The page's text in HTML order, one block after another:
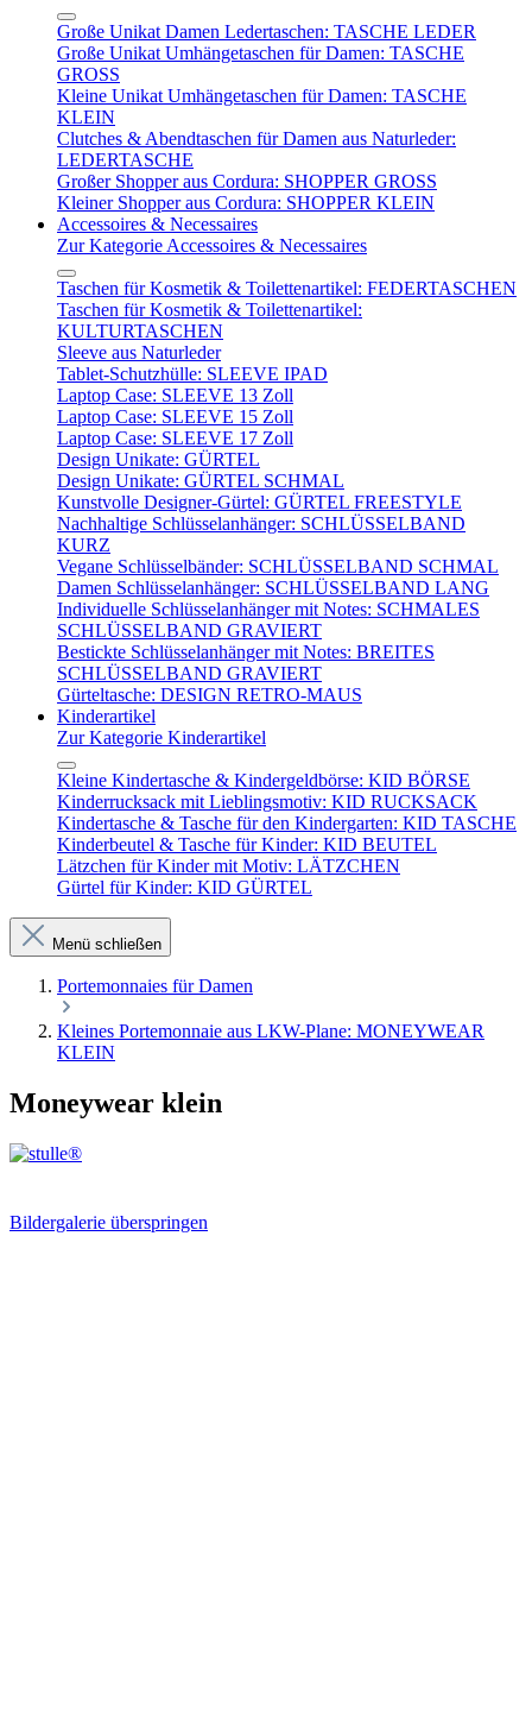
Große Unikat Damen Ledertaschen: TASCHE LEDER
Große Unikat Umhängetaschen für Damen: TASCHE
GROSS
Kleine Unikat Umhängetaschen für Damen: TASCHE
KLEIN
Clutches & Abendtaschen für Damen aus Naturleder:
LEDERTASCHE
Großer Shopper aus Cordura: SHOPPER GROSS
Kleiner Shopper aus Cordura: SHOPPER KLEIN
Accessoires & Necessaires
Zur Kategorie Accessoires & Necessaires
Taschen für Kosmetik & Toilettenartikel: FEDERTASCHEN
Taschen für Kosmetik & Toilettenartikel:
KULTURTASCHEN
Sleeve aus Naturleder
Tablet-Schutzhülle: SLEEVE IPAD
Laptop Case: SLEEVE 13 Zoll
Laptop Case: SLEEVE 15 Zoll
Laptop Case: SLEEVE 17 Zoll
Design Unikate: GÜRTEL
Design Unikate: GÜRTEL SCHMAL
Kunstvolle Designer-Gürtel: GÜRTEL FREESTYLE
Nachhaltige Schlüsselanhänger: SCHLÜSSELBAND
KURZ
Vegane Schlüsselbänder: SCHLÜSSELBAND SCHMAL
Damen Schlüsselanhänger: SCHLÜSSELBAND LANG
Individuelle Schlüsselanhänger mit Notes: SCHMALES
SCHLÜSSELBAND GRAVIERT
Bestickte Schlüsselanhänger mit Notes: BREITES
SCHLÜSSELBAND GRAVIERT
Gürteltasche: DESIGN RETRO-MAUS
Kinderartikel
Zur Kategorie Kinderartikel
Kleine Kindertasche & Kindergeldbörse: KID BÖRSE
Kinderrucksack mit Lieblingsmotiv: KID RUCKSACK
Kindertasche & Tasche für den Kindergarten: KID TASCHE
Kinderbeutel & Tasche für Kinder: KID BEUTEL
Lätzchen für Kinder mit Motiv: LÄTZCHEN
Gürtel für Kinder: KID GÜRTEL
Menü schließen
Portemonnaies für Damen
Kleines Portemonnaie aus LKW-Plane: MONEYWEAR
KLEIN
Moneywear klein
Bildergalerie überspringen